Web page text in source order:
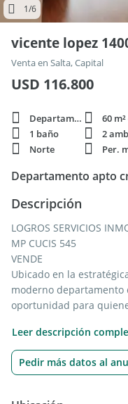
1/6
vicente lopez
Venta en Salta, Capital
USD 116.800
Departamento 60
1 baño
2
Norte
Departamento apto
Descripción
LOGROS SERVICIOS
MP CUCIS 545
VENDE
Ubicado en la
moderno departamento
oportunidad para
que permite disfrutar
agradables. Con una
cubiertos, el
y un balcón ideal para
Leer descripción
Pedir más datos al